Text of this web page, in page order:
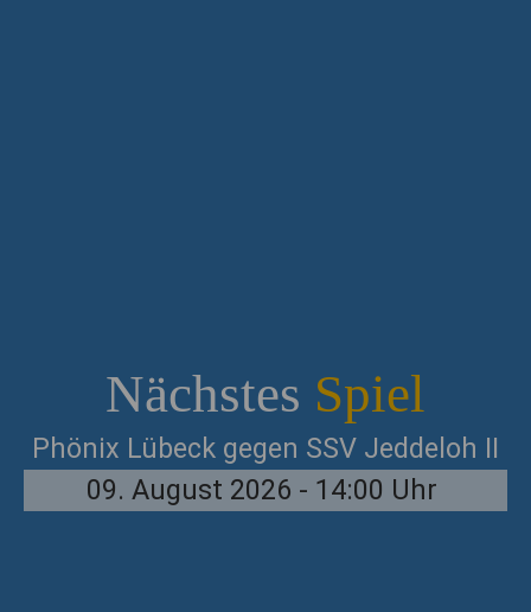
Nächstes Spiel
Phönix Lübeck gegen SSV Jeddeloh II
09. August 2026 - 14:00 Uhr